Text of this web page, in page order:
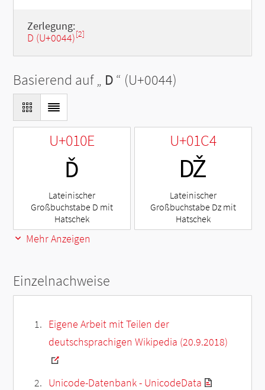
Zerlegung:
D (U+0044)[2]
Basierend auf „ D“ (U+0044)
U+010E
Ď
Lateinischer
Großbuchstabe D mit
Hatschek
U+01C4
Ǆ
Lateinischer
Großbuchstabe Dz mit
Hatschek
Mehr Anzeigen
Einzelnachweise
Eigene Arbeit mit Teilen der
deutschsprachigen Wikipedia (20.9.2018)
Unicode-Datenbank - UnicodeData